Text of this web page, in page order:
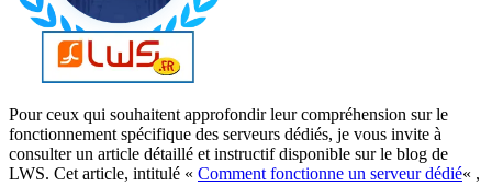
Pour ceux qui souhaitent approfondir leur compréhension sur le
fonctionnement spécifique des serveurs dédiés, je vous invite à
consulter un article détaillé et instructif disponible sur le blog de
LWS. Cet article, intitulé « Comment fonctionne un serveur dédié« ,